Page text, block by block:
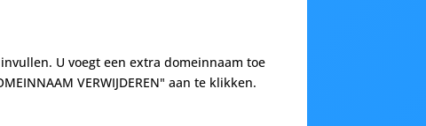
U voegt een extra domeinnaam toe
VERWIJDEREN" aan te klikken.